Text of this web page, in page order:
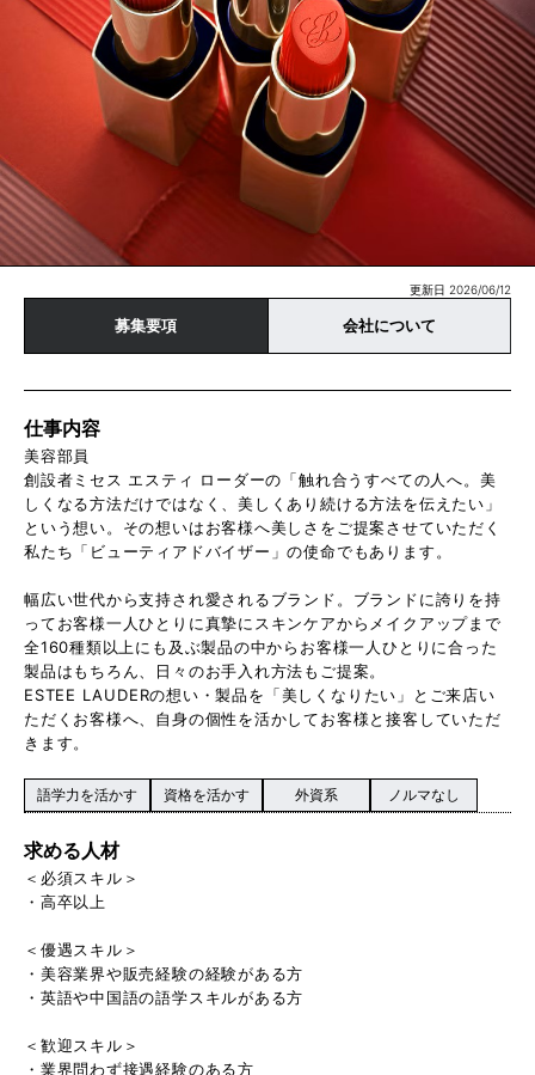
更新日 2026/06/12
募集要項 会社について
仕事内容
美容部員
創設者ミセス エスティ ローダーの「触れ合うすべての人へ。美
しくなる方法だけではなく、美しくあり続ける方法を伝えたい」
という想い。その想いはお客様へ美しさをご提案させていただく
私たち「ビューティアドバイザー」の使命でもあります。
幅広い世代から支持され愛されるブランド。ブランドに誇りを持
ってお客様一人ひとりに真摯にスキンケアからメイクアップまで
全160種類以上にも及ぶ製品の中からお客様一人ひとりに合った
製品はもちろん、日々のお手入れ方法もご提案。
ESTEE LAUDERの想い・製品を「美しくなりたい」とご来店い
ただくお客様へ、自身の個性を活かしてお客様と接客していただ
きます。
語学力を活かす 資格を活かす 外資系 ノルマなし
求める人材
＜必須スキル＞
・高卒以上
＜優遇スキル＞
・美容業界や販売経験の経験がある方
・英語や中国語の語学スキルがある方
＜歓迎スキル＞
・業界問わず接遇経験のある方